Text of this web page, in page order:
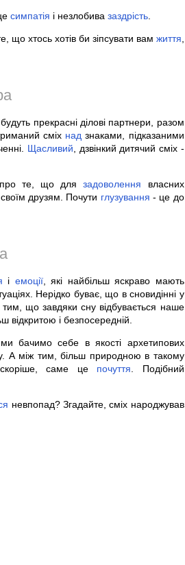
симпатія і незлобива заздрість.
що хтось хотів би зіпсувати вам життя
прекрасні ділові партнери, разом
сміх над знаками, підказаними
Щасливий , дзвінкий дитячий сміх -
про те, що длязадоволення власних
друзям. Почути глузування - це до
і емоції, які найбільш яскраво мають
Нерідко буває, що в сновидінні у
що завдяки сну відбувається наше
відкритою і безпосередній.
бачимо себе в якості архетипових
А між тим, більш природною в такому
саме це почуття . Подібний
невпопад? Згадайте, сміх народжував